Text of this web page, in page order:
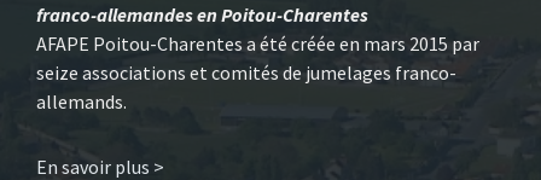
franco-allemandes en Poitou-Charentes
AFAPE Poitou-Charentes a été créée en mars 2015 par
seize associations et comités de jumelages franco-
allemands.
En savoir plus >